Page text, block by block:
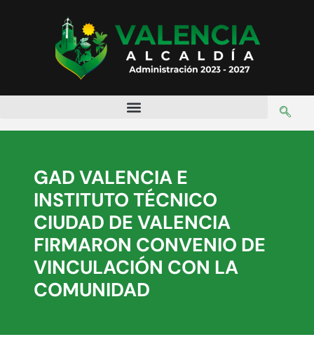
GAD VALENCIA E
INSTITUTO TÉCNICO
CIUDAD DE VALENCIA
FIRMARON CONVENIO DE
VINCULACIÓN CON LA
COMUNIDAD